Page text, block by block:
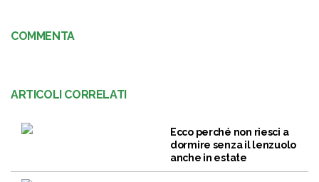
COMMENTA
ARTICOLI CORRELATI
Ecco perché non riesci a
dormire senza il lenzuolo
anche in estate